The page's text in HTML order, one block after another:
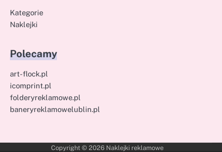
Kategorie
Naklejki
Polecamy
art-flock.pl
icomprint.pl
folderyreklamowe.pl
baneryreklamowelublin.pl
Copyright © 2026 Naklejki reklamowe